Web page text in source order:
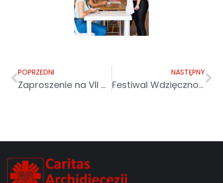
POPRZEDNI
Zaproszenie na VII Archidiecezjalną Pielgrzymkę Osób Starszych i Chorych z odpustem jubileuszowym
NASTĘPNY
Festiwal Wdzięczności „Złote Kłosy” 2025 – święto dobra i solidarności